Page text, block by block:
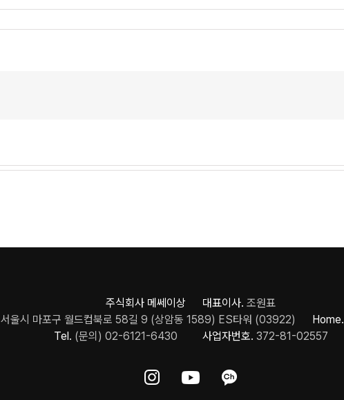
주식회사 메쎄이상 대표이사. 조원표
서울시 마포구 월드컵북로 58길 9 (상암동 1589) ES타워 (03922) Home.
Tel. (문의) 02-6121-6430 사업자번호. 372-81-02557